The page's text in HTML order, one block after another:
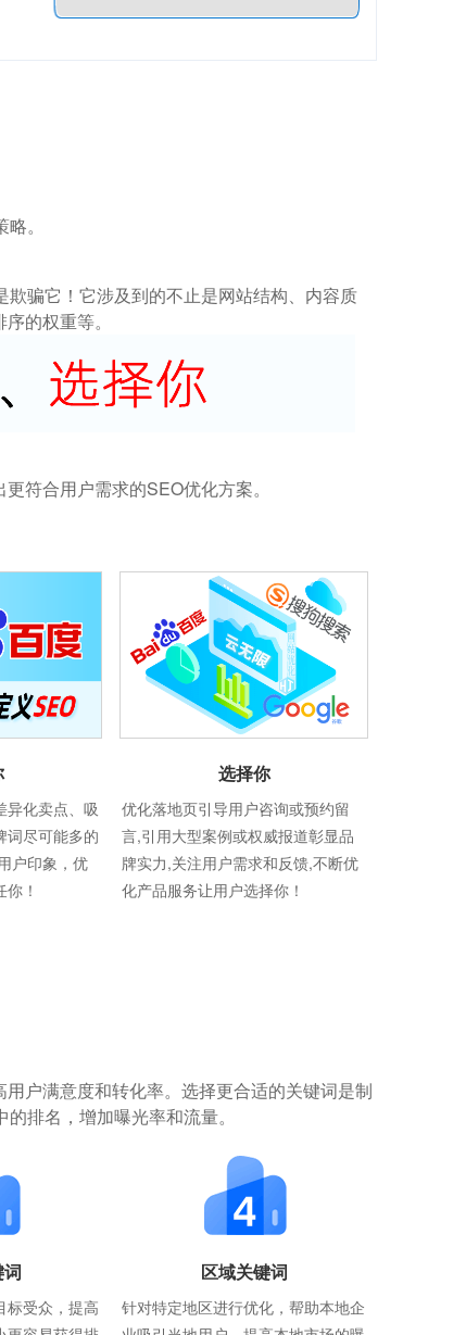
。
骗它！它涉及到的不止是网站结构、内容质
的权重等。
符合用户需求的SEO优化方案。
异化卖点、吸
词尽可能多的
户印象，优
！
选择你
优化落地页引导用户咨询或预约留
言,引用大型案例或权威报道彰显品
牌实力,关注用户需求和反馈,不断优
化产品服务让用户选择你！
户满意度和转化率。选择更合适的关键词是制
排名，增加曝光率和流量。
标受众，提高
区域关键词
针对特定地区进行优化，帮助本地企